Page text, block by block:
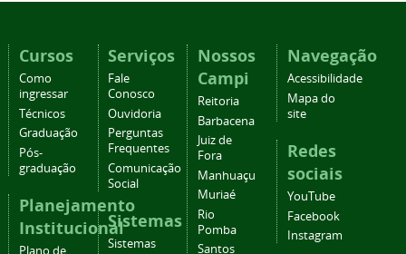
Cursos
Como
ingressar
Técnicos
Graduação
Pós-
graduação
Planejamento
Institucional
Serviços
Fale
Conosco
Ouvidoria
Perguntas
Frequentes
Comunicação
Social
Sistemas
Sistemas
Nossos
Campi
Reitoria
Barbacena
Juiz de
Fora
Manhuaçu
Muriaé
Rio
Pomba
Santos
Navegação
Acessibilidade
Mapa do
site
Redes
sociais
YouTube
Facebook
Instagram